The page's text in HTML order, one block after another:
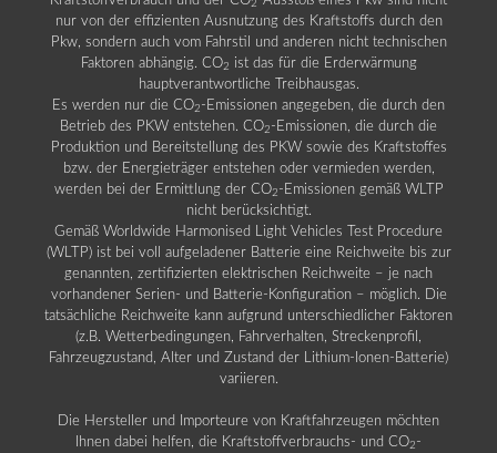
2
nur von der effizienten Ausnutzung des Kraftstoffs durch den
Pkw, sondern auch vom Fahrstil und anderen nicht technischen
Faktoren abhängig. CO2 ist das für die Erderwärmung
hauptverantwortliche Treibhausgas.
Es werden nur die CO2 -Emissionen angegeben, die durch den
Betrieb des PKW entstehen. CO2 -Emissionen, die durch die
Produktion und Bereitstellung des PKW sowie des Kraftstoffes
bzw. der Energieträger entstehen oder vermieden werden,
werden bei der Ermittlung der CO2 -Emissionen gemäß WLTP
nicht berücksichtigt.
Gemäß Worldwide Harmonised Light Vehicles Test Procedure
(WLTP) ist bei voll aufgeladener Batterie eine Reichweite bis zur
genannten, zertifizierten elektrischen Reichweite – je nach
vorhandener Serien- und Batterie-Konfiguration – möglich. Die
tatsächliche Reichweite kann aufgrund unterschiedlicher Faktoren
(z.B. Wetterbedingungen, Fahrverhalten, Streckenprofil,
Fahrzeugzustand, Alter und Zustand der Lithium-Ionen-Batterie)
variieren.
Die Hersteller und Importeure von Kraftfahrzeugen möchten
Ihnen dabei helfen, die Kraftstoffverbrauchs- und CO2 -